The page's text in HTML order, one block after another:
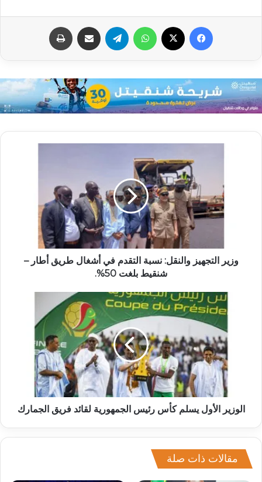
فيسبوك واتساب تيلقرام مشاركة عبر البريد
وزير التجهيز والنقل: نسبة التقدم في أشغال طريق أطار –
شنقيط بلغت 50%.
الوزير الأول يسلم كأس رئيس الجمهورية لقائد فريق الجمارك
مقالات ذات صلة